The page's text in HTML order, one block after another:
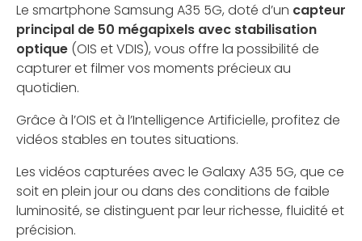
Le smartphone Samsung A35 5G, doté d’un capteur
principal de 50 mégapixels avec stabilisation
optique (OIS et VDIS), vous offre la possibilité de
capturer et filmer vos moments précieux au
quotidien.
Grâce à l’OIS et à l’Intelligence Artificielle, profitez de
vidéos stables en toutes situations.
Les vidéos capturées avec le Galaxy A35 5G, que ce
soit en plein jour ou dans des conditions de faible
luminosité, se distinguent par leur richesse, fluidité et
précision.